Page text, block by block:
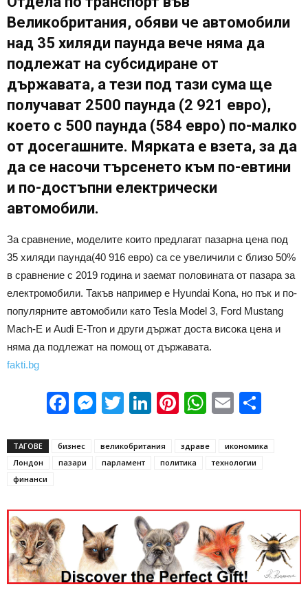
Великобритания, обяви че автомобили
над 35 хиляди паунда вече няма да
подлежат на субсидиране от
държавата, а тези под тази сума ще
получават 2500 паунда (2 921 евро),
което с 500 паунда (584 евро) по-малко
от досегашните. Мярката е взета, за да
да се насочи търсенето към по-евтини
и по-достъпни електрически
автомобили.
За сравнение, моделите които предлагат пазарна цена под
35 хиляди паунда(40 916 евро) са се увеличили с близо 50%
в сравнение с 2019 година и заемат половината от пазара за
електромобили. Такъв например е Hyundai Kona, но пък и по-
популярните автомобили като Tesla Model 3, Ford Mustang
Mach-E и Audi E-Tron и други държат доста висока цена и
няма да подлежат на помощ от държавата.
fakti.bg
Facebook
Messenger
Twitter
LinkedIn
Pinterest
WhatsApp
Email
ТАГОВЕ бизнес великобритания здраве
икономика
Лондон
пазари парламент политика
технологии
финанси